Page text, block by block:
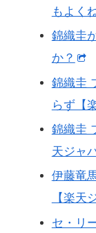
もよく
錦織圭
か？
錦織圭
らず【
錦織圭
天ジャ
伊藤竜
【楽天
セ・リ